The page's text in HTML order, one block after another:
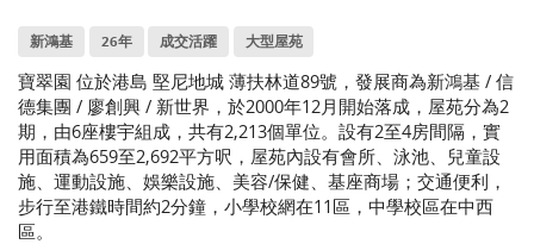
新鴻基 26年 成交活躍 大型屋苑
寶翠園 位於港島 堅尼地城 薄扶林道89號，發展商為新鴻基 / 信
德集團 / 廖創興 / 新世界，於2000年12月開始落成，屋苑分為2
期，由6座樓宇組成，共有2,213個單位。設有2至4房間隔，實
用面積為659至2,692平方呎，屋苑內設有會所、泳池、兒童設
施、運動設施、娛樂設施、美容/保健、基座商場；交通便利，
步行至港鐵時間約2分鐘，小學校網在11區，中學校區在中西
區。